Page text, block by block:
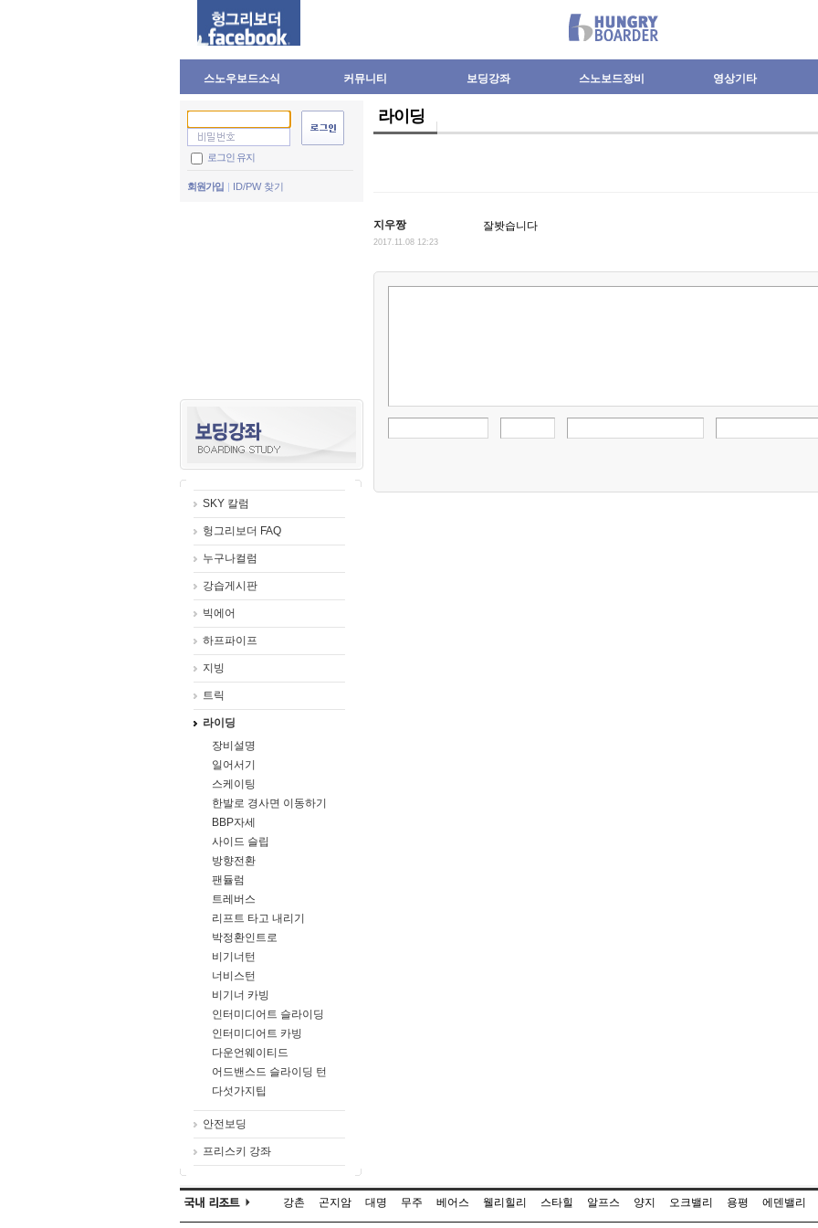
스노우보드소식 커뮤니티 보딩강좌 스노보드장비 영상기타
로그인 유지
회원가입 ID/PW 찾기
SKY 칼럼
헝그리보더 FAQ
누구나컬럼
강습게시판
빅에어
하프파이프
지빙
트릭
라이딩
장비설명
일어서기
스케이팅
한발로 경사면 이동하기
BBP자세
사이드 슬립
방향전환
팬듈럼
트레버스
리프트 타고 내리기
박정환인트로
비기너턴
너비스턴
비기너 카빙
인터미디어트 슬라이딩
인터미디어트 카빙
다운언웨이티드
어드밴스드 슬라이딩 턴
다섯가지팁
안전보딩
프리스키 강좌
라이딩
지우짱
2017.11.08 12:23
잘봣습니다
강촌 곤지암 대명 무주 베어스 웰리힐리 스타힐 알프스 양지 오크밸리 용평 에덴밸리